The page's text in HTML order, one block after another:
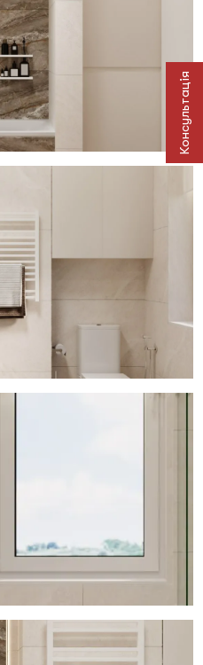
Консультація